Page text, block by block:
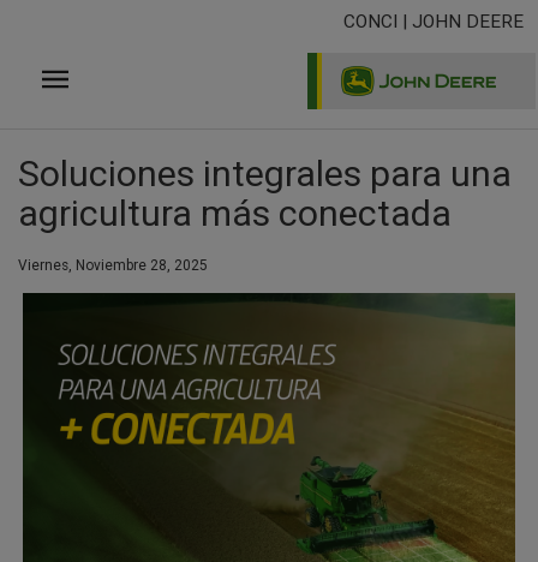
principal
CONCI | JOHN DEERE
Soluciones integrales para una
agricultura más conectada
Viernes, Noviembre 28, 2025